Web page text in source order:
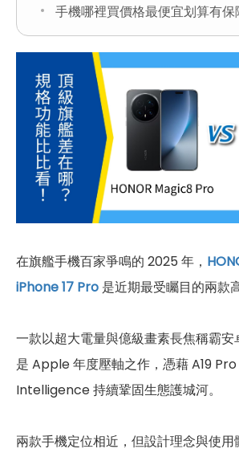
手機哪裡買價格最便宜划算有保
在旗艦手機百家爭鳴的 2025 年，
iPhone 17 Pro 是近期最受矚目的兩款
一款以超大電量與億級畫素長焦稱霸
是 Apple 年度壓軸之作，憑藉 A19
Intelligence 持續鞏固生態護城河。
兩款手機定位相近，但設計理念與使用